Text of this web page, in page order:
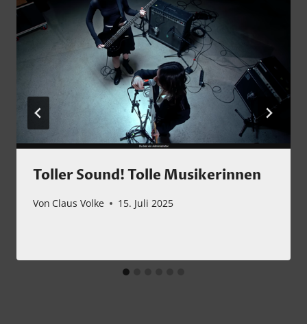
Toller Sound! Tolle Musikerinnen
Von Claus Volke 15. Juli 2025